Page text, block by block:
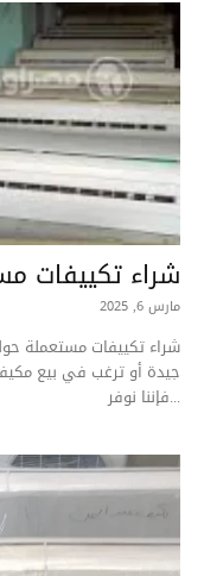
شراء تكييفات
مارس 6, 2025
شراء تكييفات مستعملة
جيدة أو ترغب في بيع
فإننا نوفر...